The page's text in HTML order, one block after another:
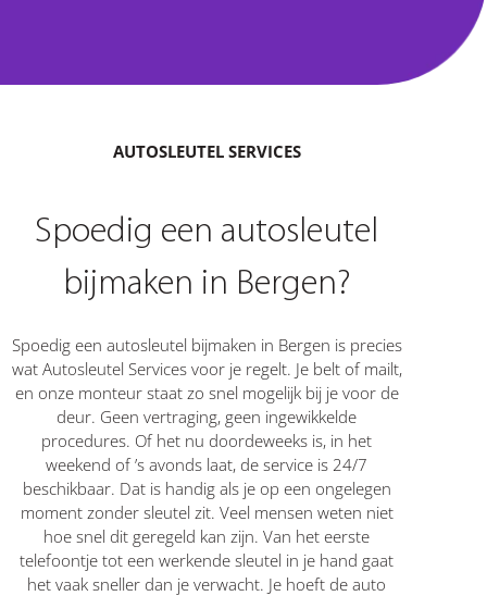
AUTOSLEUTEL SERVICES
Spoedig een autosleutel
bijmaken in Bergen?
Spoedig een autosleutel bijmaken in Bergen is precies
wat Autosleutel Services voor je regelt. Je belt of mailt,
en onze monteur staat zo snel mogelijk bij je voor de
deur. Geen vertraging, geen ingewikkelde
procedures. Of het nu doordeweeks is, in het
weekend of ’s avonds laat, de service is 24/7
beschikbaar. Dat is handig als je op een ongelegen
moment zonder sleutel zit. Veel mensen weten niet
hoe snel dit geregeld kan zijn. Van het eerste
telefoontje tot een werkende sleutel in je hand gaat
het vaak sneller dan je verwacht. Je hoeft de auto